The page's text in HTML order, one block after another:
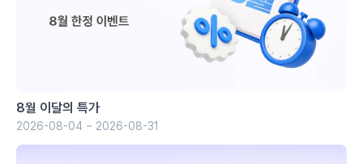
8월 이달의 특가
2026-08-04 ~ 2026-08-31